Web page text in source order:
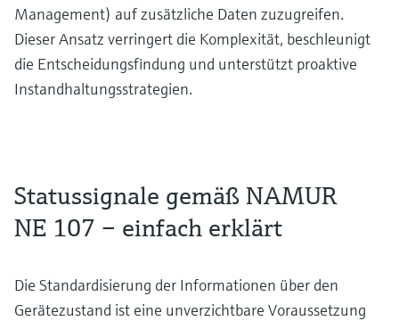
Management) auf zusätzliche Daten zuzugreifen.
Dieser Ansatz verringert die Komplexität, beschleunigt
die Entscheidungsfindung und unterstützt proaktive
Instandhaltungsstrategien.
Statussignale gemäß NAMUR
NE 107 – einfach erklärt
Die Standardisierung der Informationen über den
Gerätezustand ist eine unverzichtbare Voraussetzung